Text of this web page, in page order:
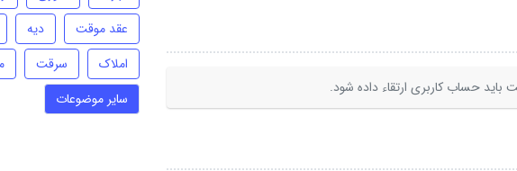
حساب کاربری ارتقاء داده شود.
عقد موقت
دیه
املاک
سرقت
سایر موضوعات